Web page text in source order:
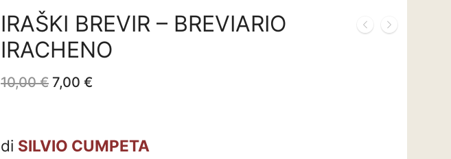
IRAŠKI BREVIR – BREVIARIO
IRACHENO
10,00€ Il
prezzo
10,00 €.
7,00 €
7,00 €.
di SILVIO CUMPETA